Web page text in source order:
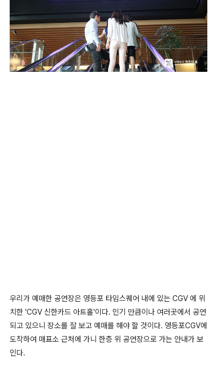
우리가 예매한 공연장은 영등포 타임스퀘어 내에 있는 CGV 에 위
치한 'CGV 신한카드 아트홀'이다. 인기 만큼이나 여러곳에서 공연
되고 있으니 장소를 잘 보고 예매를 해야 할 것이다. 영등포CGV에
도착하여 매표소 근처에 가니 한층 위 공연장으로 가는 안내가 보
인다.